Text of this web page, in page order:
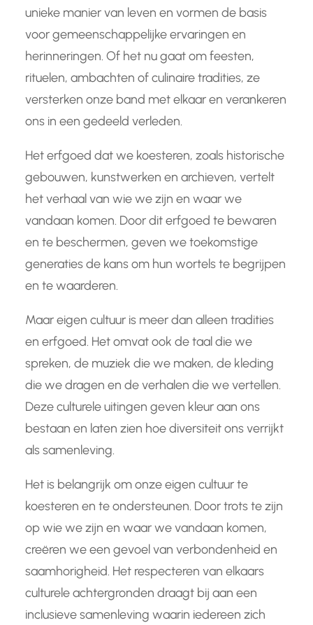
unieke manier van leven en vormen de basis
voor gemeenschappelijke ervaringen en
herinneringen. Of het nu gaat om feesten,
rituelen, ambachten of culinaire tradities, ze
versterken onze band met elkaar en verankeren
ons in een gedeeld verleden.
Het erfgoed dat we koesteren, zoals historische
gebouwen, kunstwerken en archieven, vertelt
het verhaal van wie we zijn en waar we
vandaan komen. Door dit erfgoed te bewaren
en te beschermen, geven we toekomstige
generaties de kans om hun wortels te begrijpen
en te waarderen.
Maar eigen cultuur is meer dan alleen tradities
en erfgoed. Het omvat ook de taal die we
spreken, de muziek die we maken, de kleding
die we dragen en de verhalen die we vertellen.
Deze culturele uitingen geven kleur aan ons
bestaan en laten zien hoe diversiteit ons verrijkt
als samenleving.
Het is belangrijk om onze eigen cultuur te
koesteren en te ondersteunen. Door trots te zijn
op wie we zijn en waar we vandaan komen,
creëren we een gevoel van verbondenheid en
saamhorigheid. Het respecteren van elkaars
culturele achtergronden draagt bij aan een
inclusieve samenleving waarin iedereen zich